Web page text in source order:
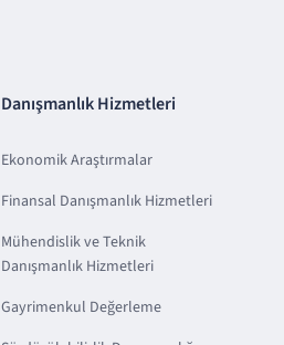
Danışmanlık Hizmetleri
Ekonomik Araştırmalar
Finansal Danışmanlık Hizmetleri
Mühendislik ve Teknik
Danışmanlık Hizmetleri
Gayrimenkul Değerleme